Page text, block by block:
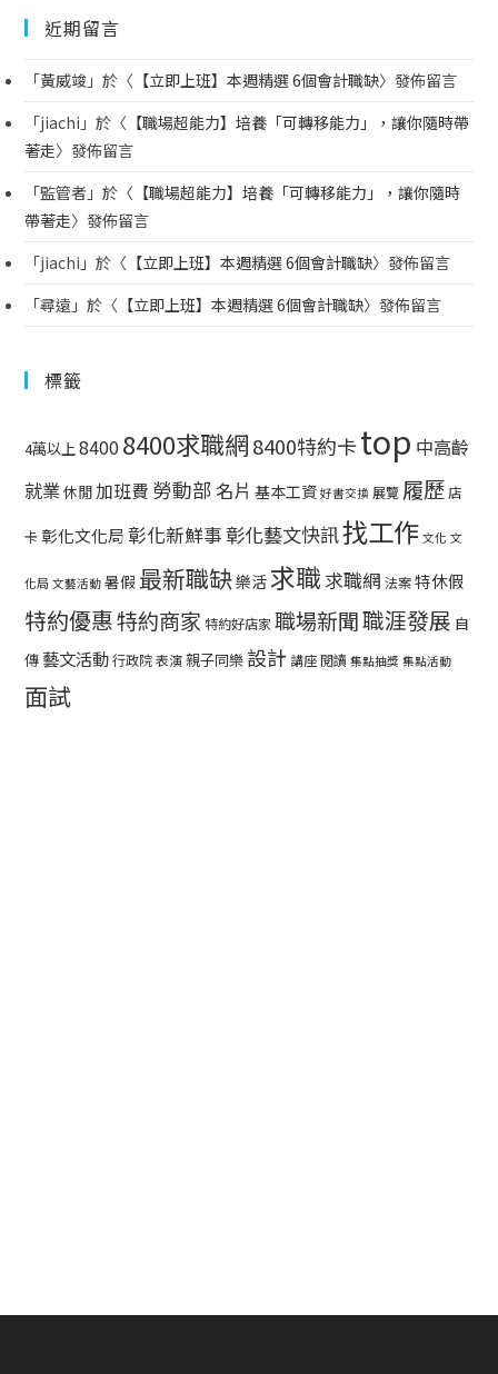
近期留言
「黃威竣 」於〈 【立即上班】本週精選 6個會計職缺〉發佈留言
「jiachi 」於〈 【職場超能力】培養「可轉移能力」，讓你隨時帶
著走〉發佈留言
「監管者 」於〈 【職場超能力】培養「可轉移能力」，讓你隨時
帶著走〉發佈留言
「jiachi 」於〈 【立即上班】本週精選 6個會計職缺〉發佈留言
「尋遠 」於〈 【立即上班】本週精選 6個會計職缺〉發佈留言
標籤
4萬以上8400 8400求職網8400特約卡top 中高齡
就業休閒加班費 勞動部 名片 基本工資 好書交換 展覽 履歷店
卡彰化文化局 彰化新鮮事 彰化藝文快訊找工作 文化 文
化局 文藝活動 暑假 最新職缺樂活求職 求職網 法案特休假
特約優惠特約商家 特約好店家職場新聞職涯發展 自
傳 藝文活動行政院表演親子同樂 設計 講座閱讀 集點抽獎 集點活動
面試